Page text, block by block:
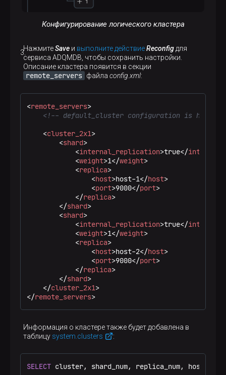
Конфигурирование логического кластера
НажмитеSave и выполните действиеReconfig для
сервиса ADQMDB, чтобы сохранить настройки.
Описание кластера появится в секции
remote_servers файла config.xml:
<remote_servers>
<!-- default_cluster configuration is here --
<cluster_2x1>
<shard>
<internal_replication>true</
<weight>1</weight>
<replica>
<host>host-1</host>
<port>9000</port>
</replica>
</shard>
<shard>
<internal_replication>true</
<weight>1</weight>
<replica>
<host>host-2</host>
<port>9000</port>
</replica>
</shard>
</cluster_2x1>
</remote_servers>
Информация о кластере также будет добавлена в
таблицу system.clusters :
SELECT cluster, shard_num, replica_num,